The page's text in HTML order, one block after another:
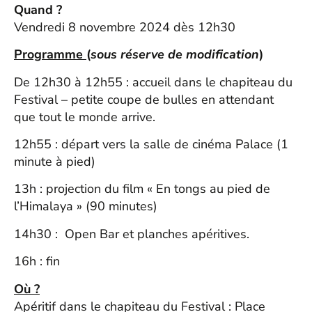
Quand ?
Vendredi 8 novembre 2024 dès 12h30
Programme (sous réserve de modification)
De 12h30 à 12h55 : accueil dans le chapiteau du
Festival – petite coupe de bulles en attendant
que tout le monde arrive.
12h55 : départ vers la salle de cinéma Palace (1
minute à pied)
13h : projection du film « En tongs au pied de
l’Himalaya » (90 minutes)
14h30 : Open Bar et planches apéritives.
16h : fin
Où ?
Apéritif dans le chapiteau du Festival : Place